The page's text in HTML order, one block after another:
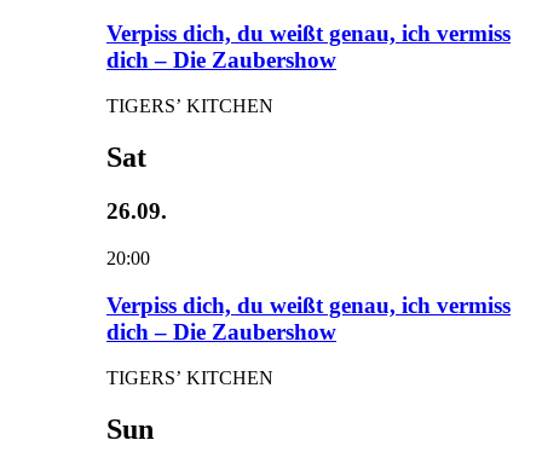
Verpiss dich, du weißt genau, ich vermiss
dich – Die Zaubershow
TIGERS’ KITCHEN
Sat
26.09.
20:00
Verpiss dich, du weißt genau, ich vermiss
dich – Die Zaubershow
TIGERS’ KITCHEN
Sun